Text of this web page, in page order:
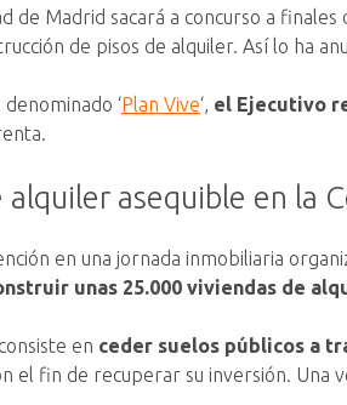
de Madrid sacará a concurso a finales
de pisos de alquiler. Así lo ha
‘Plan Vive‘, el Ejecutivo
alquiler asequible en la
en una jornada inmobiliaria
unas 25.000 viviendas de
en ceder suelos públicos a
el fin de recuperar su inversión. Una